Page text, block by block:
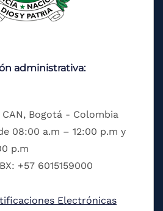
administrativa:
CAN, Bogotá - Colombia
08:00 a.m – 12:00 p.m y
p.m
+57 6015159000
Electrónicas